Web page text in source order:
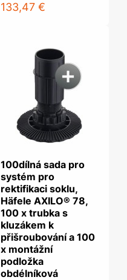
133,47 €
100dílná sada pro
systém pro
rektifikaci soklu,
Häfele AXILO® 78,
100 x trubka s
kluzákem k
přišroubování a 100
x montážní
podložka
obdélníková